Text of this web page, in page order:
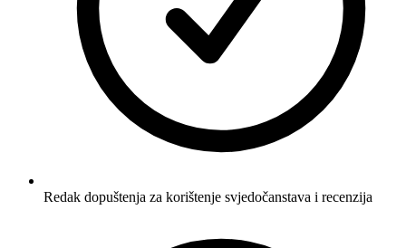
Redak dopuštenja za korištenje svjedočanstava i recenzija